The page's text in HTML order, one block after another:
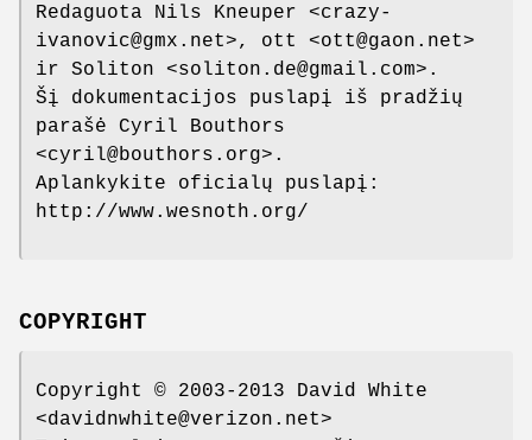
Redaguota Nils Kneuper <crazy-
ivanovic@gmx.net>, ott <ott@gaon.net>
ir Soliton <soliton.de@gmail.com>.
Šį dokumentacijos puslapį iš pradžių
parašė Cyril Bouthors
<cyril@bouthors.org>.
Aplankykite oficialų puslapį:
http://www.wesnoth.org/
COPYRIGHT
Copyright © 2003-2013 David White
<davidnwhite@verizon.net>